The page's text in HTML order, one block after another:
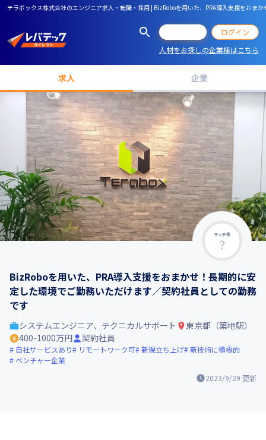
テラボックス株式会社のエンジニア求人・転職・採用 | BizRoboを用いた、PRA導入支援をおま
ログイン
人材をお探しの企業様はこちら
求人 企業
マッチ率
BizRoboを用いた、PRA導入支援をおまかせ！長期的に安
定した環境でご勤務いただけます／契約社員としての勤務
です
2023/9/29 更新
システムエンジニア、テクニカルサポート
東京都（築地駅）
400-1000万円
契約社員
自社サービスあり リモートワーク可 新規立ち上げ 新技術に積極的
ベンチャー企業